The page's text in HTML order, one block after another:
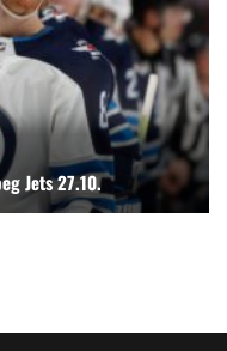
Jets 27.10.